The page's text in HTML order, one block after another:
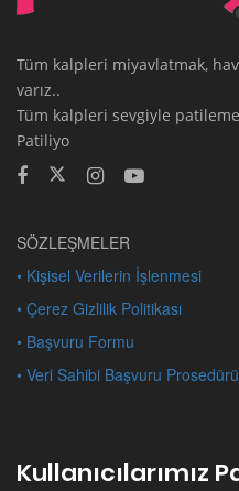
Tüm kalpleri miyavlatmak,
varız..
Tüm kalpleri sevgiyle
Patiliyo
SÖZLEŞMELER
• Kişisel Verilerin İşlenmesi
• Çerez Gizlilik Politikası
• Başvuru Formu
• Veri Sahibi Başvuru Prosedürü
Kullanıcılarımız